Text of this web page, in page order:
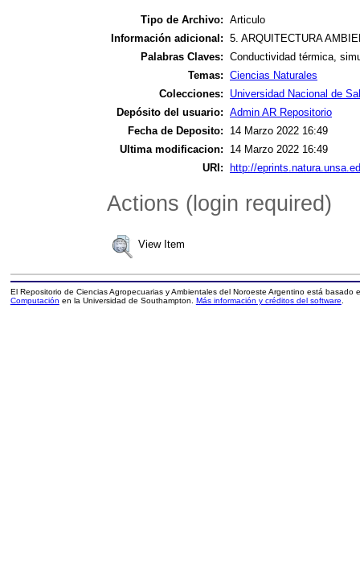
Tipo de Archivo: Articulo
Información adicional: 5. ARQUITECTURA
Palabras Claves: Conductividad térmica,
Temas: Ciencias Naturales
Colecciones:
Universidad Nacional de
Depósito del usuario: Admin AR Repositorio
Fecha de Deposito:
14 Marzo 2022 16:49
Ultima modificacion:
14 Marzo 2022 16:49
URI:
http://
Actions (login required)
View Item
El Repositorio de Ciencias Agropecuarias y Ambientales del Noroeste Argentino está basado
Computación en la Universidad de Southampton. Más información y créditos del software